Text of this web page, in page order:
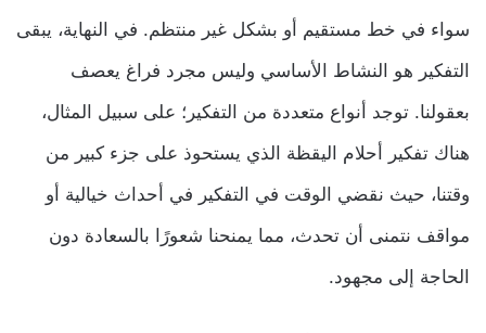
سواء في خط مستقيم أو بشكل غير منتظم. في النهاية، يبقى
التفكير هو النشاط الأساسي وليس مجرد فراغ يعصف
بعقولنا. توجد أنواع متعددة من التفكير؛ على سبيل المثال،
هناك تفكير أحلام اليقظة الذي يستحوذ على جزء كبير من
وقتنا، حيث نقضي الوقت في التفكير في أحداث خيالية أو
مواقف نتمنى أن تحدث، مما يمنحنا شعورًا بالسعادة دون
الحاجة إلى مجهود.